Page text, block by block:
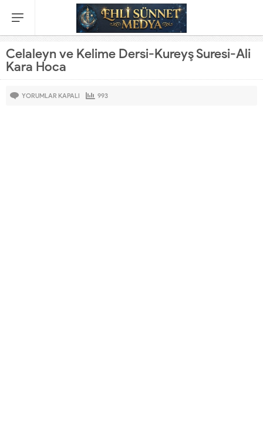
Celaleyn ve Kelime Dersi-Kureyş Suresi-Ali
Kara Hoca
YORUMLAR KAPALI 993